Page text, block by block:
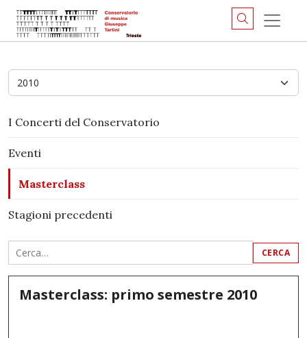
Anno
I Concerti del Conservatorio
Eventi
Masterclass
Stagioni precedenti
Masterclass: primo semestre 2010